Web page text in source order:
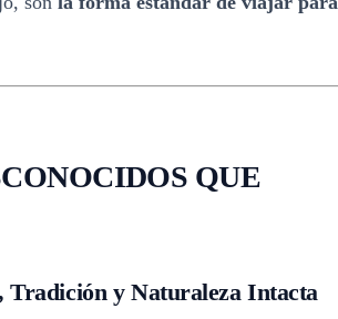
QUE
y Naturaleza Intacta